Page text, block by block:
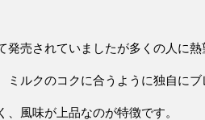
売されていましたが多くの人に熱
ルクのコクに合うように独自にブ
、風味が上品なのが特徴です。